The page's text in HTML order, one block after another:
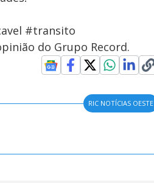
#transito
do Grupo Record.
RIC NOTÍCIAS OESTE